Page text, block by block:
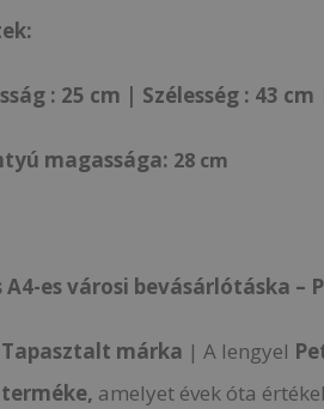
: 25 cm | Szélesség : 43
magassága: 28 cm
A4-es városi bevásárlótáska –
Tapasztalt márka | A lengyel
terméke, amelyet évek óta